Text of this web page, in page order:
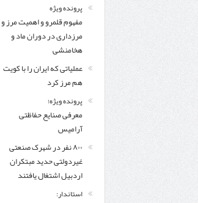
پرونده ویژه
مفهوم قلمرو و اهمیت مرز و
مرزداری در دوران ماد و
هخامنشی
عملیاتی که ایران را با کویت
هم مرز کرد
پرونده ویژه؛
معرفی صنایع حفاظتی
آرامیس
۸۰۰ نفر در شهرک صنعتی
غیردولتی حدید مبتکران
اردبیل اشتغال یافتند
استاندار: